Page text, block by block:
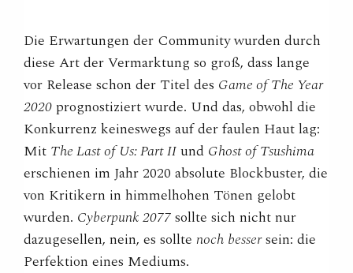
Die Erwartungen der Community wurden durch
diese Art der Vermarktung so groß, dass lange
vor Release schon der Titel des Game of The Year
2020prognostiziert wurde. Und das, obwohl die
Konkurrenz keineswegs auf der faulen Haut lag:
Mit The Last of Us: Part IIund Ghost of Tsushima
erschienen im Jahr 2020 absolute Blockbuster, die
von Kritikern in himmelhohen Tönen gelobt
wurden. Cyberpunk 2077sollte sich nicht nur
dazugesellen, nein, es sollte noch bessersein: die
Perfektion eines Mediums.